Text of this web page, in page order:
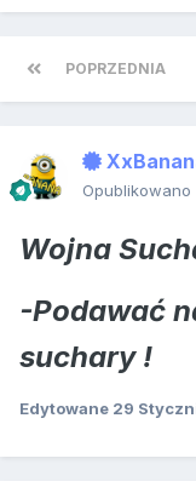
POPRZEDNIA
Opublikowano
Wojna
-Podawać
suchary !
Edytowane 29